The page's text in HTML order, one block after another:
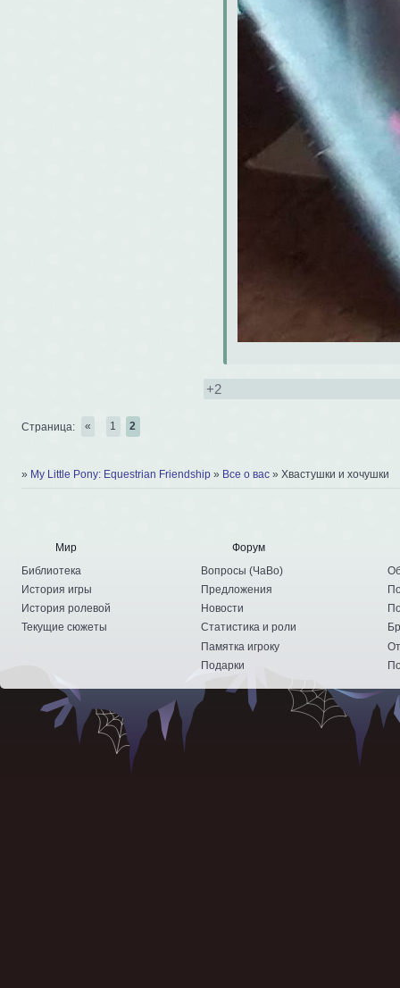
+2
Страница: « 1 2
» My Little Pony: Equestrian Friendship » Все о вас » Хвастушки и хочушки
Мир
Библиотека
История игры
История ролевой
Текущие сюжеты
Форум
Вопросы (ЧаВо)
Предложения
Новости
Статистика и роли
Памятка игроку
Подарки